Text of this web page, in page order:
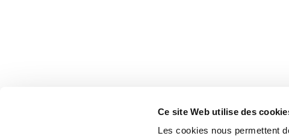
Ce site Web utilise des
Les cookies nous permettent